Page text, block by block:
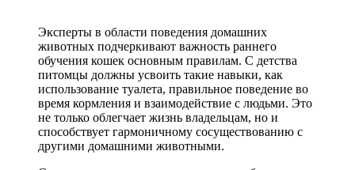
Эксперты в области поведения домашних
животных подчеркивают важность раннего
обучения кошек основным правилам. С детства
питомцы должны усвоить такие навыки, как
использование туалета, правильное поведение во
время кормления и взаимодействие с людьми. Это
не только облегчает жизнь владельцам, но и
способствует гармоничному сосуществованию с
другими домашними животными.